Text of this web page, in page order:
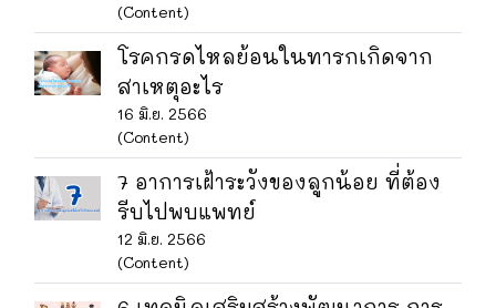
(Content)
โรคกรดไหลย้อนในทารกเกิดจาก
สาเหตุอะไร
16 มิ.ย. 2566
(Content)
7 อาการเฝ้าระวังของลูกน้อย ที่ต้อง
รีบไปพบแพทย์
12 มิ.ย. 2566
(Content)